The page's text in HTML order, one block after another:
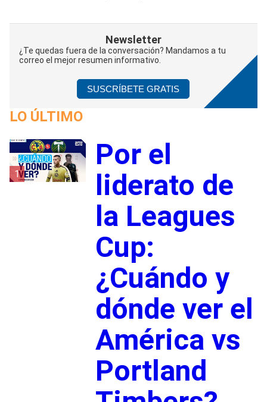
Newsletter
¿Te quedas fuera de la conversación? Mandamos a tu
correo el mejor resumen informativo.
SUSCRÍBETE GRATIS
LO ÚLTIMO
1
Por el
liderato de
la Leagues
Cup:
¿Cuándo y
dónde ver el
América vs
Portland